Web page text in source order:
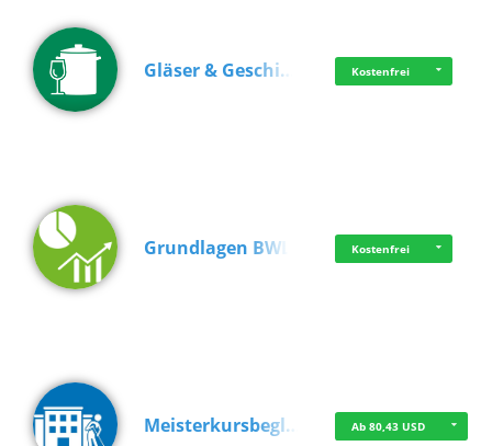
Gläser & Geschi… Kostenfrei
Grundlagen BWL Kostenfrei
Meisterkursbegl… Ab 80,43 USD